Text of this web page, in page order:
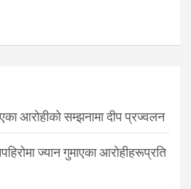
आरोहीको सम्झनामा दीप प्रज्वलन
ज्यान गुमाएका आरोहीहरूप्रति